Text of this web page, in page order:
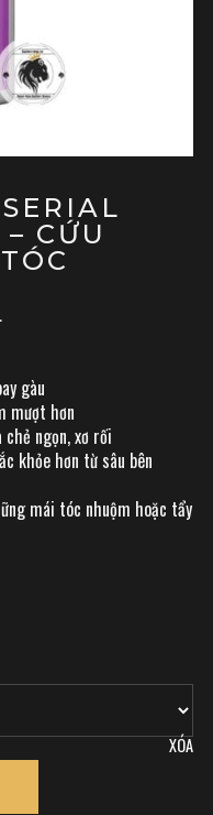
CỨU
Khoảng
480,000 ₫
đến
760,000 ₫
gàu
mượt hơn
ngọn, xơ rối
khỏe hơn từ sâu bên
mái tóc nhuộm hoặc tẩy
XÓA